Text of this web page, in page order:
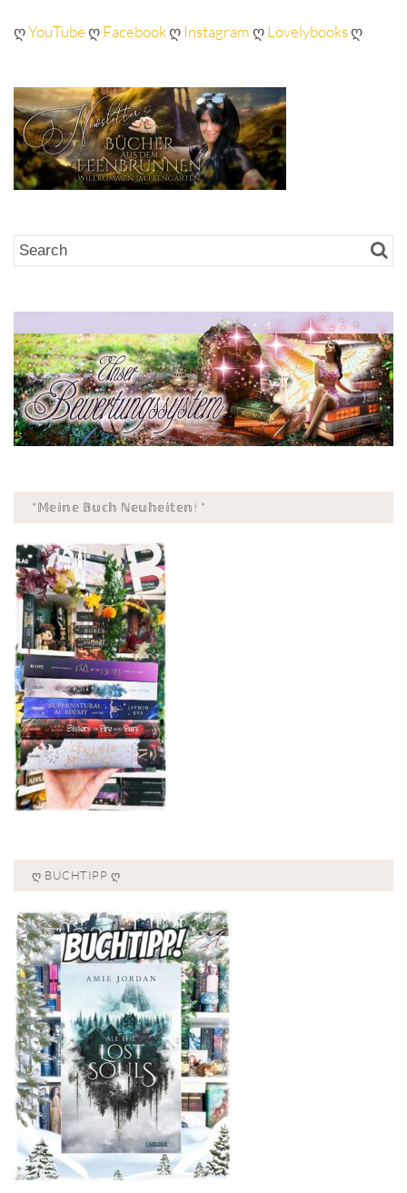
ღYouTubeღFacebookღ InstagramღLovelybooksღ
*𝕄𝕖𝕚𝕟𝕖 𝔹𝕦𝕔𝕙 ℕ𝕖𝕦𝕙𝕖𝕚𝕥𝕖𝕟! *
Ღ BUCHTIPP Ღ